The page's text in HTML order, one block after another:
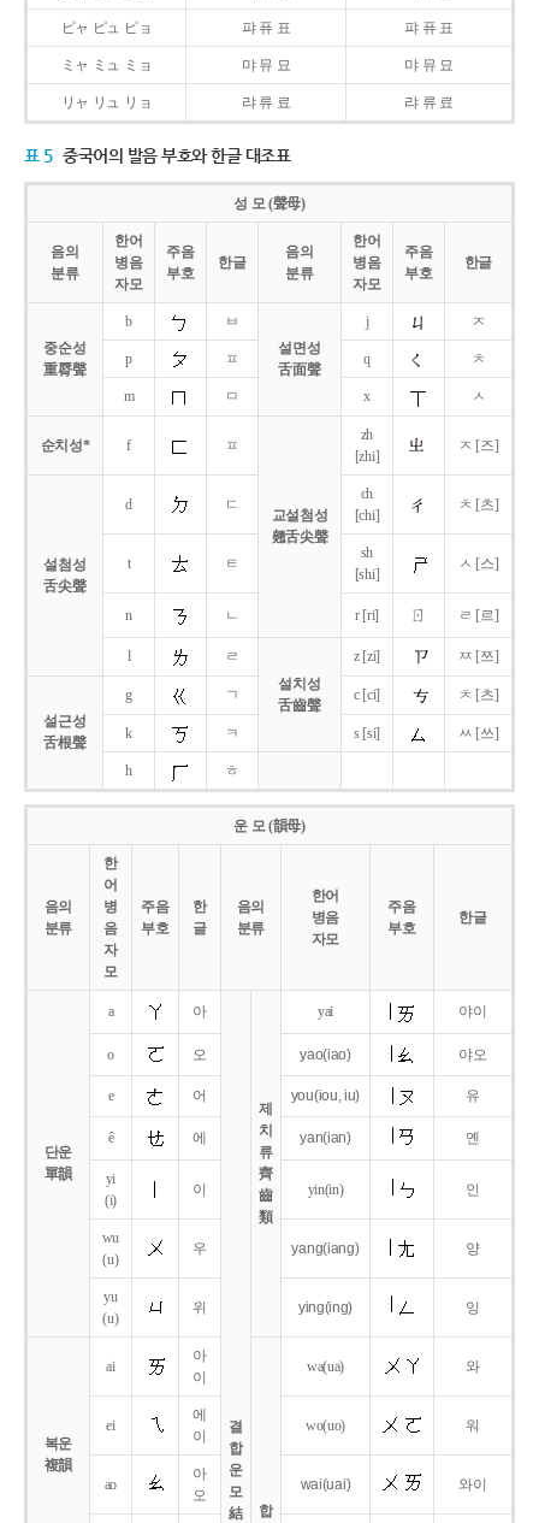
ピャ ピュ ピョ 퍄 퓨 표 퍄 퓨 표
ミャ ミュ ミョ 먀 뮤 묘 먀 뮤 묘
リャ リュ リョ 랴 류 료 랴 류 료
표 5 중국어의 발음 부호와 한글 대조표
성 모 (聲母)
음의
분류
한어
병음
자모
주음
부호
한글
음의
분류
한어
병음
자모
주음
부호
한글
중순성
重脣聲
b
ㅂ
설면성
舌面聲
j ㅈ
p ㅍ q ㅊ
m ㅁ x ㅅ
순치성* f ㅍ
교설첨성
翹舌尖聲
zh
[zhi]
ㅈ [즈]
설첨성
舌尖聲
d ㄷ
ch
[chi]
ㅊ [츠]
t ㅌ
sh
[shi]
ㅅ [스]
n ㄴ r [ri] ㄖ ㄹ [르]
l
ㄹ
설치성
舌齒聲
z [zi] ㅉ [쯔]
설근성
舌根聲
g ㄱ c [ci] ㅊ [츠]
k ㅋ s [si] ㅆ [쓰]
h ㅎ
운 모 (韻母)
음의
분류
한
어
병
음
자
모
주음
부호
한
글
음의
분류
한어
병음
자모
주음
부호
한글
단운
單韻
a 아
결
합
운
모
結
제
치
류
齊
齒
類
yai 야이
o 오 yao(iao) 야오
e 어 you(iou,iu) 유
ê 에 yan(ian) 옌
yi
(i)
이 yin(in) 인
wu
(u)
우 yang(iang) 양
yu
(u)
위 ying(ing) 잉
복운
複韻
ai
아
이
합
wa(ua) 와
ei
에
이
wo(uo) 워
ao
아
오
wai(uai) 와이